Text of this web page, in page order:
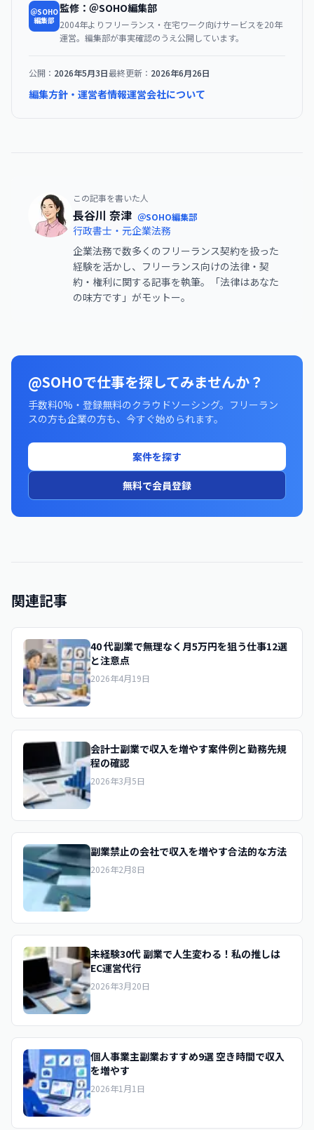
＠SOHO
編集部
監修：＠SOHO編集部
2004年よりフリーランス・在宅ワーク向けサービスを20年
運営。編集部が事実確認のうえ公開しています。
公開： 2026年5月3日最終更新： 2026年6月26日
編集方針・運営者情報運営会社について
この記事を書いた人
長谷川 奈津 ＠SOHO編集部
行政書士・元企業法務
企業法務で数多くのフリーランス契約を扱った
経験を活かし、フリーランス向けの法律・契
約・権利に関する記事を執筆。「法律はあなた
の味方です」がモットー。
@SOHOで仕事を探してみませんか？
手数料0%・登録無料のクラウドソーシング。フリーラン
スの方も企業の方も、今すぐ始められます。
案件を探す
無料で会員登録
関連記事
40 代副業で無理なく月5万円を狙う仕事12選
と注意点
2026年4月19日
会計士副業で収入を増やす案件例と勤務先規
程の確認
2026年3月5日
副業禁止の会社で収入を増やす合法的な方法
2026年2月8日
未経験30代 副業で人生変わる！私の推しは
EC運営代行
2026年3月20日
個人事業主副業おすすめ9選 空き時間で収入
を増やす
2026年1月1日